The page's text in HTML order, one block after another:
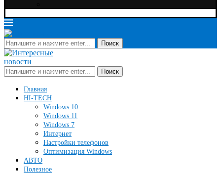
Поиск
Поиск
Главная
HI-TECH
Windows 10
Windows 11
Windows 7
Интернет
Настройки телефонов
Оптимизация Windows
АВТО
Полезное